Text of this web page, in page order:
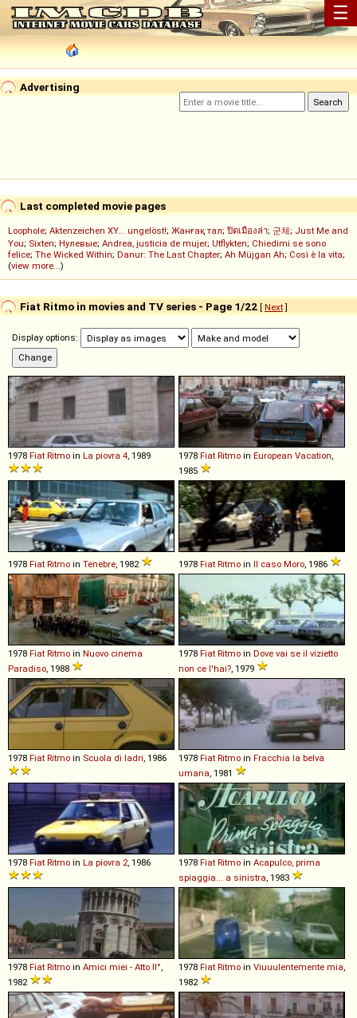
☰
Advertising
Last completed movie pages
Loophole; Aktenzeichen XY... ungelöst!; Жанғақ тал; ปิดเมืองล่า; 군체; Just Me and
You; Sixten; Нулевые; Andrea, justicia de mujer; Utflykten; Chiedimi se sono
felice; The Wicked Within; Danur: The Last Chapter; Ah Müjgan Ah; Così è la vita;
(view more...)
Fiat Ritmo in movies and TV series - Page 1/22 [ Next]
Display options:
1978 Fiat Ritmo in La piovra 4 , 1989 1978 Fiat Ritmo in European Vacation
1985
1978 Fiat Ritmo in Tenebre , 1982 1978 Fiat Ritmo in Il caso Moro , 1986
1978 Fiat Ritmo in Nuovo cinema
Paradiso , 1988
1978 Fiat Ritmo in Dove vai se il vizietto
non ce l'hai? , 1979
1978 Fiat Ritmo in Scuola di ladri , 1986 1978 Fiat Ritmo in Fracchia la belva
umana , 1981
1978 Fiat Ritmo in La piovra 2 , 1986 1978 Fiat Ritmo in Acapulco, prima
spiaggia... a sinistra , 1983
1978 Fiat Ritmo in Amici miei - Atto II°
1982
1978 Fiat Ritmo in Viuuulentemente mia
1982